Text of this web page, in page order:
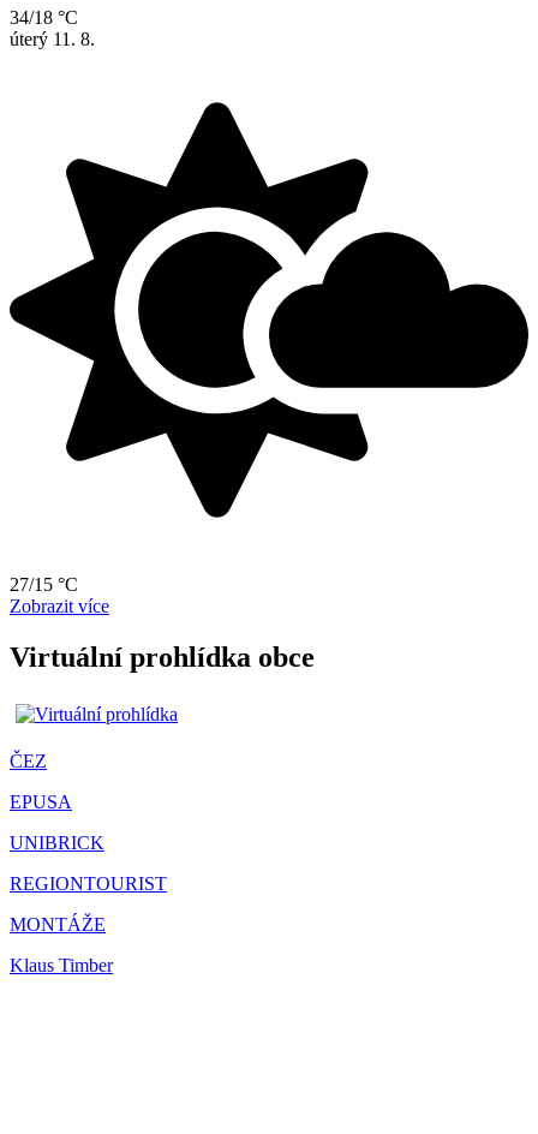
34/18 °C
úterý 11. 8.
27/15 °C
Zobrazit více
Virtuální prohlídka obce
ČEZ
EPUSA
UNIBRICK
REGIONTOURIST
MONTÁŽE
Klaus Timber